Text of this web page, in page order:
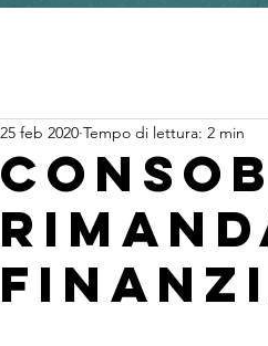
25 feb 2020 Tempo di lettura: 2 min